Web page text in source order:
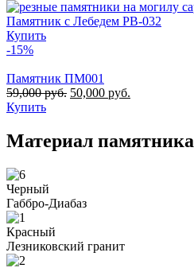
Памятник с Лебедем РВ-032
Купить
-15%
Памятник ПМ001
59,000руб. 50,000 руб.
Купить
Материал памятника
Черный
Габбро-Диабаз
Красный
Лезниковский гранит